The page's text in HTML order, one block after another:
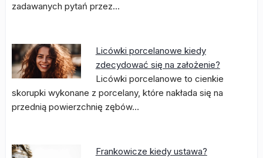
zadawanych pytań przez…
Licówki porcelanowe kiedy
zdecydować się na założenie?
Licówki porcelanowe to cienkie
skorupki wykonane z porcelany, które nakłada się na
przednią powierzchnię zębów…
Frankowicze kiedy ustawa?